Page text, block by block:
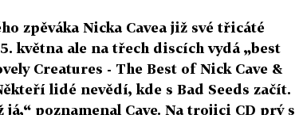
zpěváka Nicka Cavea již své třicáté
května ale na třech discích vydá „best
Creatures - The Best of Nick Cave &
lidé nevědí, kde s Bad Seeds začít.
poznamenal Cave. Na trojici CD prý s